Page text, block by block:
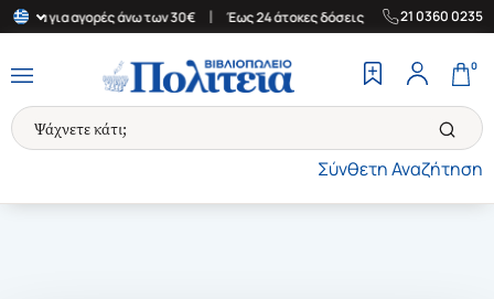
για αγορές άνω των 30€ | Έως 24 άτοκες δόσεις | Δωρεάν
21 0360 0235
Σύνθετη Αναζήτηση
0